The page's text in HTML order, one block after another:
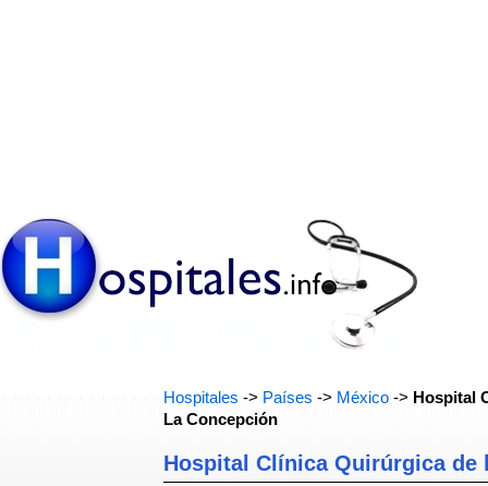
Hospitales -> Países -> México -> Hospital
La Concepción
Hospital Clínica Quirúrgica de